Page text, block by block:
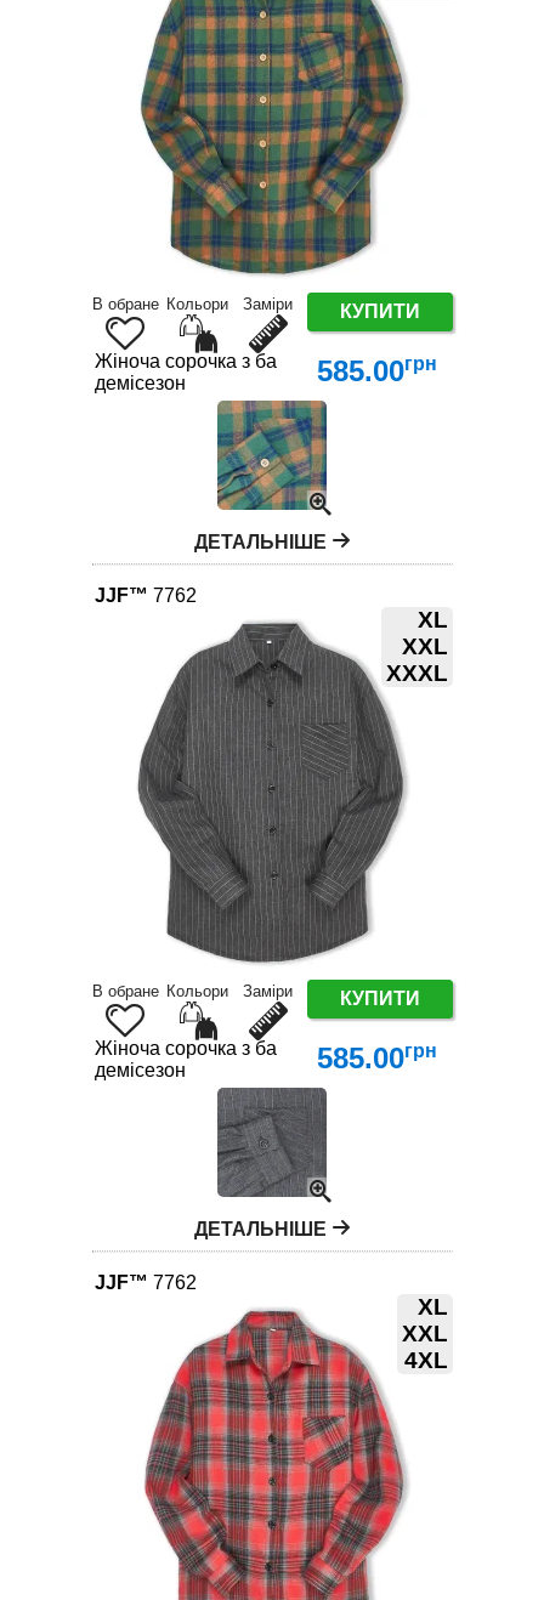
В обране Кольори Заміри КУПИТИ
Жіноча сорочка з бавовни XL-4XL – трендова
демісезон
585.00грн
ДЕТАЛЬНІШЕ
JJF™ 7762
XL
XXL
XXXL
В обране Кольори Заміри КУПИТИ
Жіноча сорочка з бавовни XL-4XL – трендова
демісезон
585.00грн
ДЕТАЛЬНІШЕ
JJF™ 7762
XL
XXL
4XL